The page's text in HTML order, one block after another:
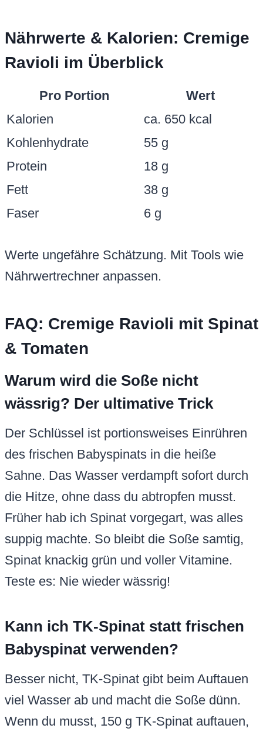
Nährwerte & Kalorien: Cremige
Ravioli im Überblick
Pro Portion
Wert
Kalorien
ca. 650 kcal
Kohlenhydrate
55 g
Protein
18 g
Fett
38 g
Faser
6 g
Werte ungefähre Schätzung. Mit Tools wie
Nährwertrechner anpassen.
FAQ: Cremige Ravioli mit Spinat
& Tomaten
Warum wird die Soße nicht
wässrig? Der ultimative Trick
Der Schlüssel ist portionsweises Einrühren
des frischen Babyspinats in die heiße
Sahne. Das Wasser verdampft sofort durch
die Hitze, ohne dass du abtropfen musst.
Früher hab ich Spinat vorgegart, was alles
suppig machte. So bleibt die Soße samtig,
Spinat knackig grün und voller Vitamine.
Teste es: Nie wieder wässrig!
Kann ich TK-Spinat statt frischen
Babyspinat verwenden?
Besser nicht, TK-Spinat gibt beim Auftauen
viel Wasser ab und macht die Soße dünn.
Wenn du musst, 150 g TK-Spinat auftauen,